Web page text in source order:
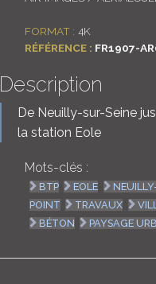
FORMAT : 4K
RÉFÉRENCE : FR1907-
Description
De Neuilly-sur-Seine
la station Eole
Mots-clés :
BTP EOLE
POINT
TRAVAUX
BÉTON
PAYSAGE